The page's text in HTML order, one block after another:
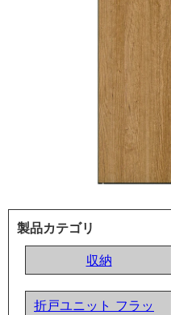
製品カテゴリ
収納
折戸ユニット フラッ